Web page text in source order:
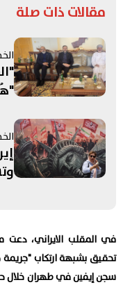
مقالات ذات صلة
في المقلب الايراني،
تحقيق بشبهة ارتكاب